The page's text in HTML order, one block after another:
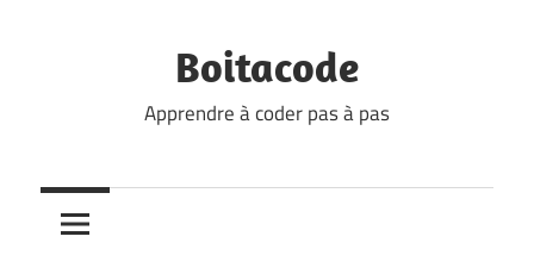
Boitacode
Apprendre à coder pas à pas